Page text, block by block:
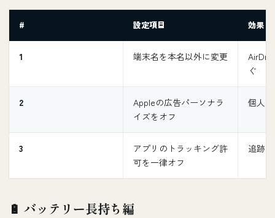
# 設定項目 効果
1 端末名を本名以外に変更
ぐ
2
Appleの広告パーソナラ
イズをオフ
個人
3
アプリのトラッキング許
可を一律オフ
追跡
🔋 バッテリー長持ち編